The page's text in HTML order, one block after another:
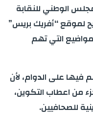
الوطني للنقابة
لموقع “أفريك بريس”
التي تهم
على الدوام، لأن
من اعطاب التكوين،
للصحافيين.